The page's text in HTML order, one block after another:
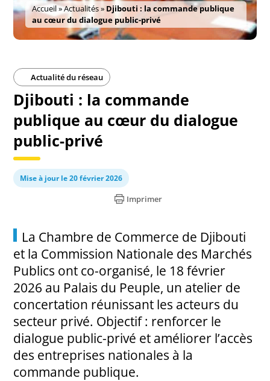
Accueil»Actualités» Djibouti : la commande publique
au cœur du dialogue public-privé
Actualité du réseau
Djibouti : la commande
publique au cœur du dialogue
public-privé
Mise à jour le 20 février 2026
Imprimer
La Chambre de Commerce de Djibouti
et la Commission Nationale des Marchés
Publics ont co-organisé, le 18 février
2026 au Palais du Peuple, un atelier de
concertation réunissant les acteurs du
secteur privé. Objectif : renforcer le
dialogue public-privé et améliorer l’accès
des entreprises nationales à la
commande publique.